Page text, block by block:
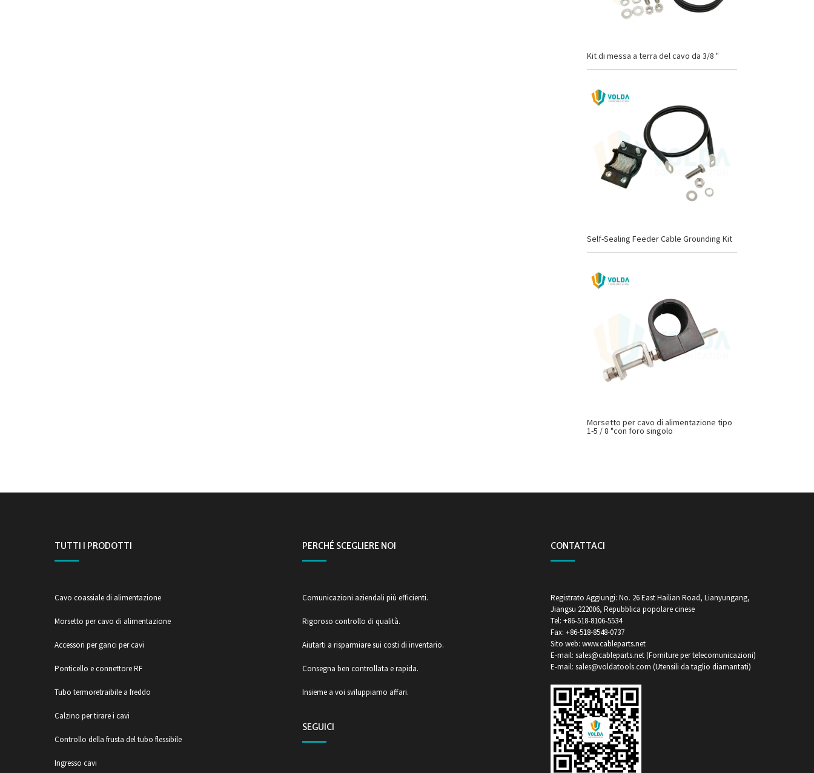
Kit di messa a terra del cavo da 3/8 "
Self-Sealing Feeder Cable Grounding Kit
Morsetto per cavo di alimentazione tipo
1-5 / 8 "con foro singolo
TUTTI I PRODOTTI
Cavo coassiale di alimentazione
Morsetto per cavo di alimentazione
Accessori per ganci per cavi
Ponticello e connettore RF
Tubo termoretraibile a freddo
Calzino per tirare i cavi
Controllo della frusta del tubo flessibile
Ingresso cavi
PERCHÉ SCEGLIERE NOI
Comunicazioni aziendali più efficienti.
Rigoroso controllo di qualità.
Aiutarti a risparmiare sui costi di inventario.
Consegna ben controllata e rapida.
Insieme a voi sviluppiamo affari.
SEGUICI
CONTATTACI
Registrato Aggiungi: No. 26 East Hailian Road, Lianyungang,
Jiangsu 222006, Repubblica popolare cinese
Tel: +86-518-8106-5534
Fax: +86-518-8548-0737
Sito web: www.cableparts.net
E-mail: sales@cableparts.net (Forniture per telecomunicazioni)
E-mail: sales@voldatools.com (Utensili da taglio diamantati)